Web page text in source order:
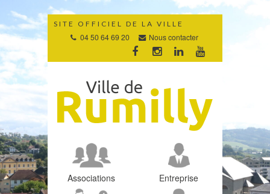
Gestion des traceurs
SITE OFFICIEL DE LA VILLE
04 50 64 69 20 Nous contacter
Lien
vers
compte
Facebook
Lien
vers
compte
Instagram
Lien
vers
compte
Linkedin
vers
Youtube
Associations Entreprise